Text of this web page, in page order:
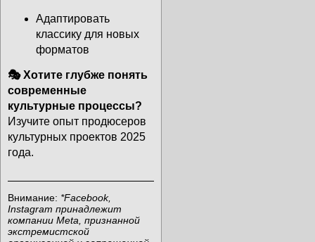
Адаптировать
классику для новых
форматов
🎭 Хотите глубже понять
современные
культурные процессы?
Изучите опыт продюсеров
культурных проектов 2025
года.
Внимание: *Facebook,
Instagram принадлежит
компании Meta, признанной
экстремистской